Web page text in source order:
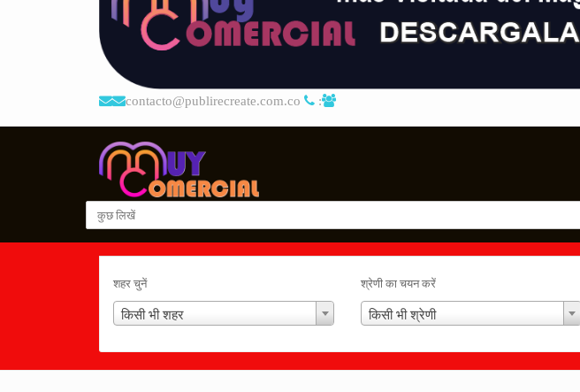
contacto@publirecreate.com.co :
शहर चुनें
किसी भी शहर
श्रेणी का चयन करें
किसी भी श्रेणी